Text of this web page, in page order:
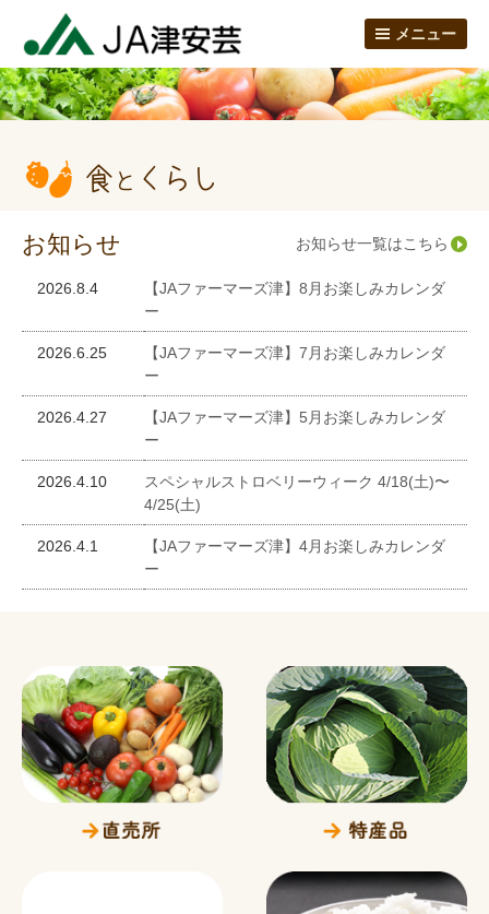
メニュー
お知らせ お知らせ一覧はこちら
2026.8.4
【JAファーマーズ津】8月お楽しみカレンダ
ー
2026.6.25
【JAファーマーズ津】7月お楽しみカレンダ
ー
2026.4.27
【JAファーマーズ津】5月お楽しみカレンダ
ー
2026.4.10
スペシャルストロベリーウィーク 4/18(土)〜
4/25(土)
2026.4.1
【JAファーマーズ津】4月お楽しみカレンダ
ー